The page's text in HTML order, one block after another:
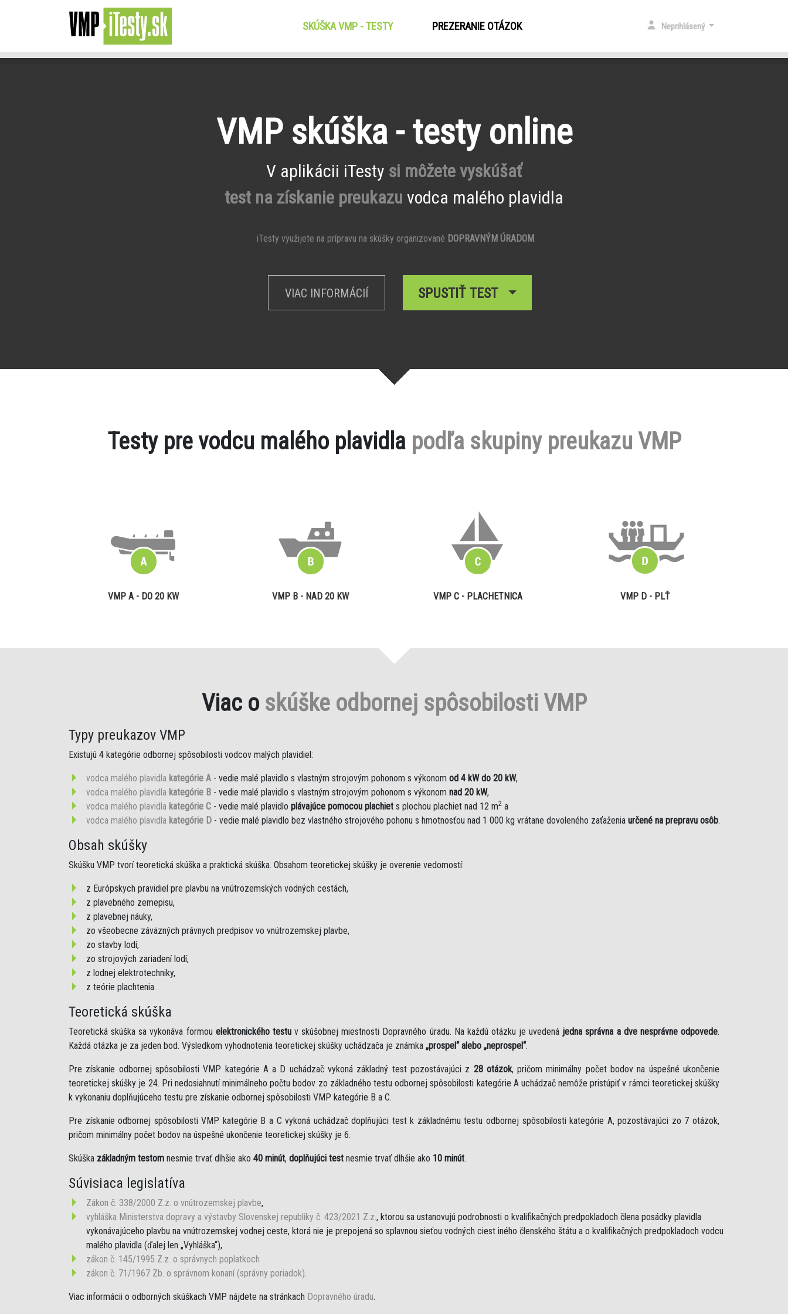
SKÚŠKA VMP - TESTY(CURRENT)PREZERANIE OTÁZOK Neprihlásený
VMP skúška - testy online
V aplikácii iTesty si môžete vyskúšať
test na získanie preukazu vodca malého plavidla
iTesty využijete na prípravu na skúšky organizované DOPRAVNÝM ÚRADOM.
VIAC INFORMÁCIÍ SPUSTIŤ TEST
Testy pre vodcu malého plavidla podľa skupiny preukazu VMP
VMP A - DO 20 KW VMP B - NAD 20 KW VMP C - PLACHETNICA VMP D - PLŤ
Viac o skúške odbornej spôsobilosti VMP
Typy preukazov VMP
Existujú 4 kategórie odbornej spôsobilosti vodcov malých plavidiel:
vodca malého plavidla kategórie A - vedie malé plavidlo s vlastným strojovým pohonom s výkonom od 4 kW do 20 kW,
vodca malého plavidla kategórie B - vedie malé plavidlo s vlastným strojovým pohonom s výkonom nad 20 kW,
vodca malého plavidla kategórie C - vedie malé plavidlo plávajúce pomocou plachiet s plochou plachiet nad 12 m2 a
vodca malého plavidla kategórie D - vedie malé plavidlo bez vlastného strojového pohonu s hmotnosťou nad 1 000 kg vrátane dovoleného zaťaženia určené na prepravu osôb.
Obsah skúšky
Skúšku VMP tvorí teoretická skúška a praktická skúška. Obsahom teoretickej skúšky je overenie vedomostí:
z Európskych pravidiel pre plavbu na vnútrozemských vodných cestách,
z plavebného zemepisu,
z plavebnej náuky,
zo všeobecne záväzných právnych predpisov vo vnútrozemskej plavbe,
zo stavby lodí,
zo strojových zariadení lodí,
z lodnej elektrotechniky,
z teórie plachtenia.
Teoretická skúška
Teoretická skúška sa vykonáva formou elektronického testuv skúšobnej miestnosti Dopravného úradu. Na každú otázku je uvedená jedna správna a dve nesprávne odpovede.
Každá otázka je za jeden bod. Výsledkom vyhodnotenia teoretickej skúšky uchádzača je známka „prospel“ alebo „neprospel“.
Pre získanie odbornej spôsobilosti VMP kategórie A a D uchádzač vykoná základný test pozostávajúci z 28 otázok, pričom minimálny počet bodov na úspešné ukončenie
teoretickej skúšky je 24. Pri nedosiahnutí minimálneho počtu bodov zo základného testu odbornej spôsobilosti kategórie A uchádzač nemôže pristúpiť v rámci teoretickej skúšky
k vykonaniu doplňujúceho testu pre získanie odbornej spôsobilosti VMP kategórie B a C.
Pre získanie odbornej spôsobilosti VMP kategórie B a C vykoná uchádzač doplňujúci test k základnému testu odbornej spôsobilosti kategórie A, pozostávajúci zo 7 otázok,
pričom minimálny počet bodov na úspešné ukončenie teoretickej skúšky je 6.
Skúška základným testom nesmie trvať dlhšie ako 40 minút, doplňujúci test nesmie trvať dlhšie ako 10 minút.
Súvisiaca legislatíva
Zákon č. 338/2000 Z.z. o vnútrozemskej plavbe,
vyhláška Ministerstva dopravy a výstavby Slovenskej republiky č. 423/2021 Z.z., ktorou sa ustanovujú podrobnosti o kvalifikačných predpokladoch člena posádky plavidla
vykonávajúceho plavbu na vnútrozemskej vodnej ceste, ktorá nie je prepojená so splavnou sieťou vodných ciest iného členského štátu a o kvalifikačných predpokladoch vodcu
malého plavidla (ďalej len „Vyhláška“),
zákon č. 145/1995 Z.z. o správnych poplatkoch
zákon č. 71/1967 Zb. o správnom konaní (správny poriadok).
Viac informácii o odborných skúškach VMP nájdete na stránkach Dopravného úradu.